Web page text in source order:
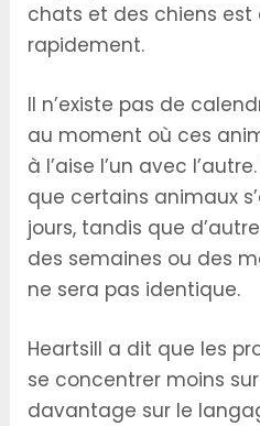
chats et des chiens est
rapidement.
Il n’existe pas de
au moment où ces
à l’aise l’un avec
que certains animaux
jours, tandis que
des semaines ou des
ne sera pas identique.
Heartsill a dit que les
se concentrer moins
davantage sur le